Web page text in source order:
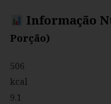
Informação
Porção)
506
kcal
9.1